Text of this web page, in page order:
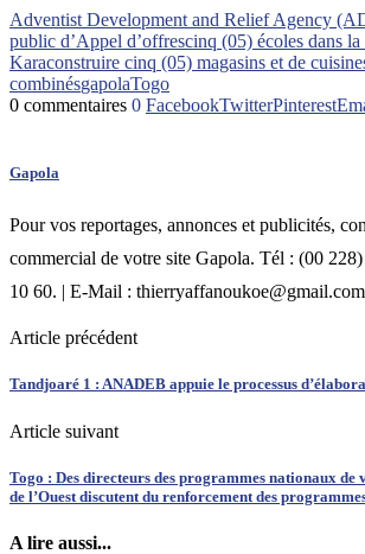
Adventist Development and Relief Agency
public d’Appel d’offrescinq (05) écoles dans
Karaconstruire cinq (05) magasins et de
combinésgapolaTogo
0 commentaires 0 FacebookTwitterPinterest
Gapola
Pour vos reportages, annonces et publicités,
commercial de votre site Gapola. Tél : (00
10 60. | E-Mail : thierryaffanoukoe@gmail.com
Article précédent
Tandjoaré 1 : ANADEB appuie le processus
Article suivant
Togo : Des directeurs des programmes nationaux de
de l’Ouest discutent du renforcement des
A lire aussi...